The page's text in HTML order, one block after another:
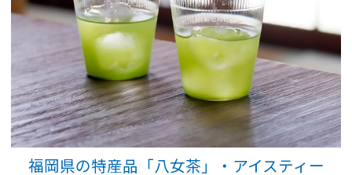
福岡県の特産品「八女茶」・アイスティー